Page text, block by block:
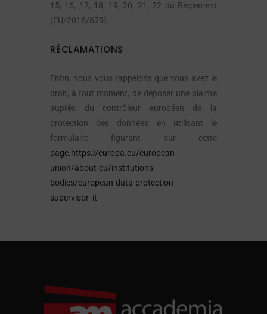
15, 16, 17, 18, 19, 20, 21, 22 du Règlement
(EU/2016/679).
RÉCLAMATIONS
Enfin, nous vous rappelons que vous avez le
droit, à tout moment, de déposer une plainte
auprès du contrôleur européen de la
protection des données en utilisant le
formulaire figurant sur cette
page.https://europa.eu/european-
union/about-eu/institutions-
bodies/european-data-protection-
supervisor_it